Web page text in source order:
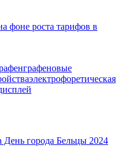
фоне роста тарифов в
графеновые
электрофоретическая
города Бельцы 2024